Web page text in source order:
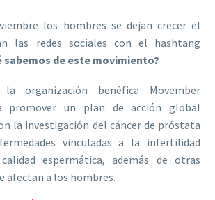
los hombres se dejan crecer el
las redes sociales con el hashtang
sabemos de este movimiento?
organización benéfica Movember
promover un plan de acción global
la investigación del cáncer de próstata
vinculadas a la infertilidad
espermática, además de otras
afectan a los hombres.